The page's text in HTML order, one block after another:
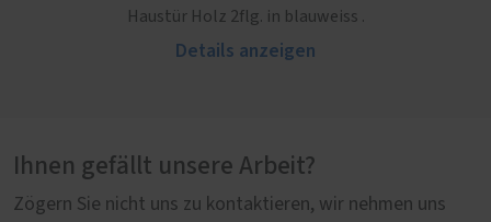
Haustür Holz 2flg. in blauweiss .
Details anzeigen
Ihnen gefällt unsere Arbeit?
Zögern Sie nicht uns zu kontaktieren, wir nehmen uns